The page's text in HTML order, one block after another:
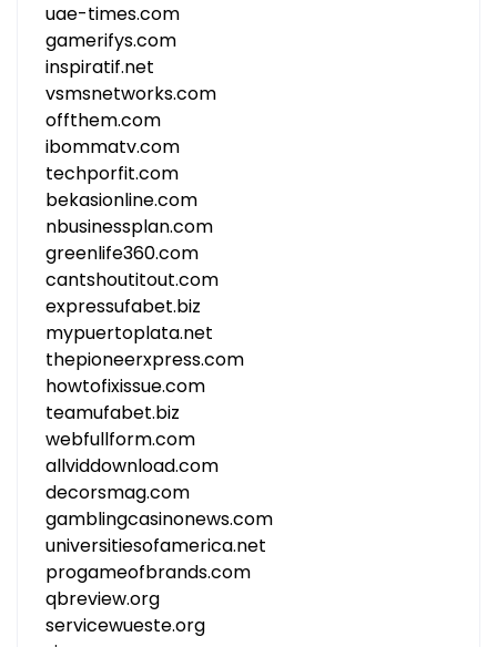
uae-times.com
gamerifys.com
inspiratif.net
vsmsnetworks.com
offthem.com
ibommatv.com
techporfit.com
bekasionline.com
nbusinessplan.com
greenlife360.com
cantshoutitout.com
expressufabet.biz
mypuertoplata.net
thepioneerxpress.com
howtofixissue.com
teamufabet.biz
webfullform.com
allviddownload.com
decorsmag.com
gamblingcasinonews.com
universitiesofamerica.net
progameofbrands.com
qbreview.org
servicewueste.org